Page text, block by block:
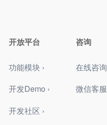
开放平台
功能模块 ›
开发Demo ›
开发社区 ›
咨询
在线咨询
微信客服